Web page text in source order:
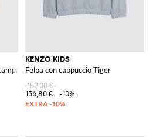
logo
KENZO KIDS
Felpa con cappuccio Tiger
152,00 €
136,80 €
-10%